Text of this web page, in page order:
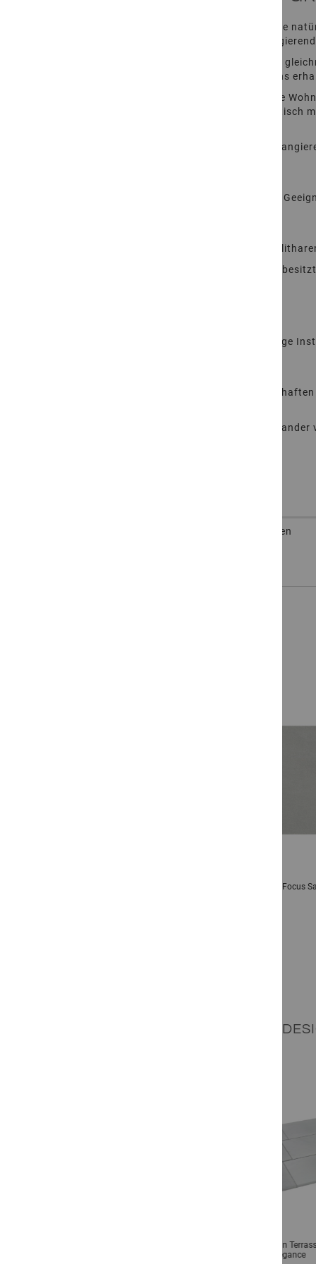
Die Focus Bodenfliesen Soft HydroJet verbinden die
Feinsandstein zeigt eine hell- bis dunkelgrau
Durch die Soft HydroJet Bearbeitung entsteht eine
während die natürliche Materialtiefe des Sandsteins
Sandstein Bodenfliesen eignen sich ideal für offene
sich Wohnräume, Terrassen und Gartenflächen optisch
Feinkörniger Sandstein von hell- bis dunkelgrau
Natursteinfliesen für den Einsatz im Innenbereich.
Petrographische Bezeichnung: Feinsandstein
Sublitharenit zählt zur Familie der Sandsteine und
Dieser Naturstein wurde für NGR durch unabhängige
Hinweise zu Pflege, Einsatz und typischen
Wenn Sie Innen- und Außenbereiche optisch
HydroJet-Finish gebürstet, Kanten
Focus
RAUM+: IHR
Focus Sandstein
Elegance